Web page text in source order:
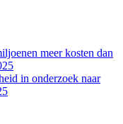
meer kosten dan
in onderzoek naar